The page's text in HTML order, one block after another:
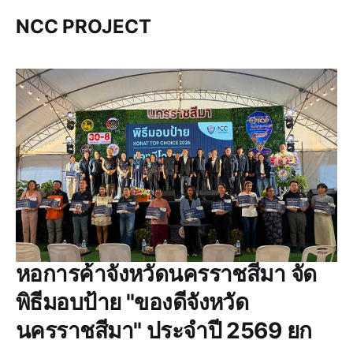
NCC PROJECT
หอการค้าจังหวัดนครราชสีมา จัด
พิธีมอบป้าย "ของดีจังหวัด
นครราชสีมา" ประจำปี 2569 ยก